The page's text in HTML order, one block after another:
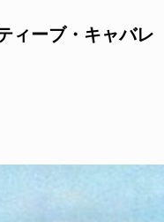
ィーブ・キャバレ